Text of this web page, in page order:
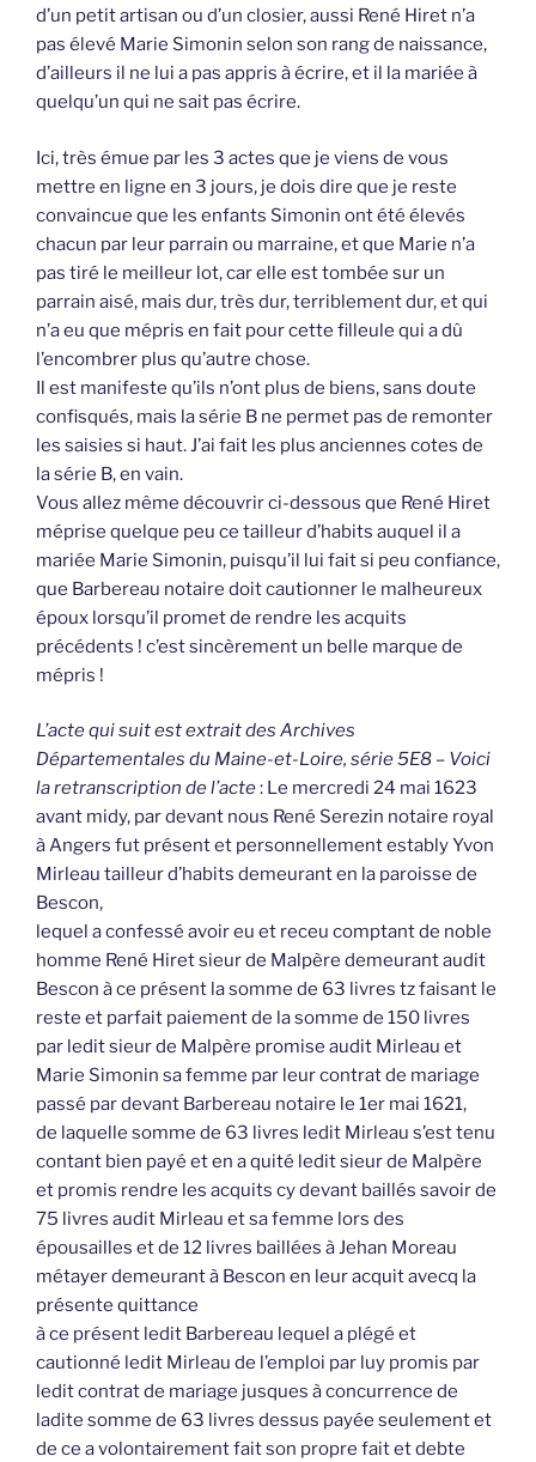
d’un petit artisan ou d’un closier, aussi René Hiret n’a
pas élevé Marie Simonin selon son rang de naissance,
d’ailleurs il ne lui a pas appris à écrire, et il la mariée à
quelqu’un qui ne sait pas écrire.
Ici, très émue par les 3 actes que je viens de vous
mettre en ligne en 3 jours, je dois dire que je reste
convaincue que les enfants Simonin ont été élevés
chacun par leur parrain ou marraine, et que Marie n’a
pas tiré le meilleur lot, car elle est tombée sur un
parrain aisé, mais dur, très dur, terriblement dur, et qui
n’a eu que mépris en fait pour cette filleule qui a dû
l’encombrer plus qu’autre chose.
Il est manifeste qu’ils n’ont plus de biens, sans doute
confisqués, mais la série B ne permet pas de remonter
les saisies si haut. J’ai fait les plus anciennes cotes de
la série B, en vain.
Vous allez même découvrir ci-dessous que René Hiret
méprise quelque peu ce tailleur d’habits auquel il a
mariée Marie Simonin, puisqu’il lui fait si peu confiance,
que Barbereau notaire doit cautionner le malheureux
époux lorsqu’il promet de rendre les acquits
précédents ! c’est sincèrement un belle marque de
mépris !
L’acte qui suit est extrait des Archives
Départementales du Maine-et-Loire, série 5E8 – Voici
la retranscription de l’acte: Le mercredi 24 mai 1623
avant midy, par devant nous René Serezin notaire royal
à Angers fut présent et personnellement estably Yvon
Mirleau tailleur d’habits demeurant en la paroisse de
Bescon,
lequel a confessé avoir eu et receu comptant de noble
homme René Hiret sieur de Malpère demeurant audit
Bescon à ce présent la somme de 63 livres tz faisant le
reste et parfait paiement de la somme de 150 livres
par ledit sieur de Malpère promise audit Mirleau et
Marie Simonin sa femme par leur contrat de mariage
passé par devant Barbereau notaire le 1er mai 1621,
de laquelle somme de 63 livres ledit Mirleau s’est tenu
contant bien payé et en a quité ledit sieur de Malpère
et promis rendre les acquits cy devant baillés savoir de
75 livres audit Mirleau et sa femme lors des
épousailles et de 12 livres baillées à Jehan Moreau
métayer demeurant à Bescon en leur acquit avecq la
présente quittance
à ce présent ledit Barbereau lequel a plégé et
cautionné ledit Mirleau de l’emploi par luy promis par
ledit contrat de mariage jusques à concurrence de
ladite somme de 63 livres dessus payée seulement et
de ce a volontairement fait son propre fait et debte